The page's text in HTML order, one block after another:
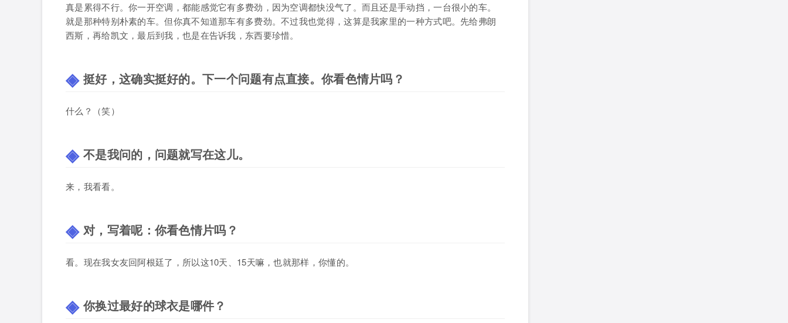
真是累得不行。你一开空调，都能感觉它有多费劲，因为空调都快没气了。而且还是手动挡，一台很小的车。
就是那种特别朴素的车。但你真不知道那车有多费劲。不过我也觉得，这算是我家里的一种方式吧。先给弗朗
西斯，再给凯文，最后到我，也是在告诉我，东西要珍惜。
挺好，这确实挺好的。下一个问题有点直接。你看色情片吗？
什么？（笑）
不是我问的，问题就写在这儿。
来，我看看。
对，写着呢：你看色情片吗？
看。现在我女友回阿根廷了，所以这10天、15天嘛，也就那样，你懂的。
你换过最好的球衣是哪件？